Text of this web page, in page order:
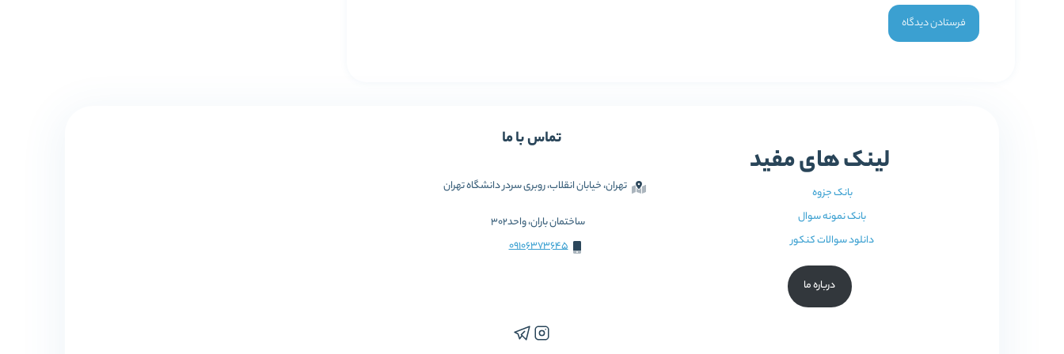
لینک های مفید
بانک جزوه
بانک نمونه سوال
دانلود سوالات کنکور
درباره ما
تماس با ما
تهران، خیابان انقلاب، روبری سردر دانشگاه تهران
ساختمان باران، واحد302
09106373645